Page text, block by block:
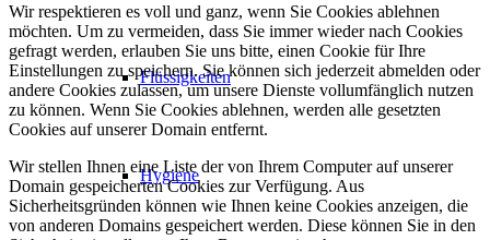
Flüssigkeiten
Hygiene
Wir respektieren es voll und ganz, wenn Sie Cookies ablehnen
möchten. Um zu vermeiden, dass Sie immer wieder nach Cookies
gefragt werden, erlauben Sie uns bitte, einen Cookie für Ihre
Einstellungen zu speichern. Sie können sich jederzeit abmelden oder
andere Cookies zulassen, um unsere Dienste vollumfänglich nutzen
zu können. Wenn Sie Cookies ablehnen, werden alle gesetzten
Cookies auf unserer Domain entfernt.
Wir stellen Ihnen eine Liste der von Ihrem Computer auf unserer
Domain gespeicherten Cookies zur Verfügung. Aus
Sicherheitsgründen können wie Ihnen keine Cookies anzeigen, die
von anderen Domains gespeichert werden. Diese können Sie in den